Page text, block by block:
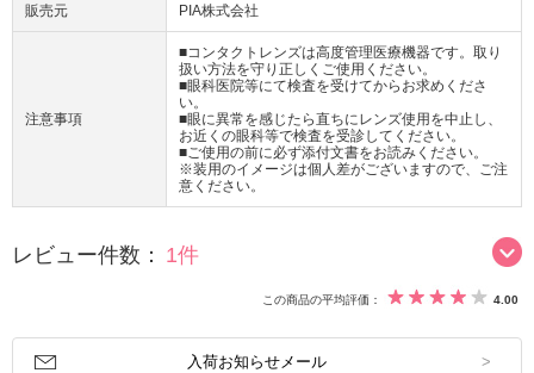
販売元 PIA株式会社
注意事項
■コンタクトレンズは高度管理医療機器です。取り
扱い方法を守り正しくご使用ください。
■眼科医院等にて検査を受けてからお求めくださ
い。
■眼に異常を感じたら直ちにレンズ使用を中止し、
お近くの眼科等で検査を受診してください。
■ご使用の前に必ず添付文書をお読みください。
※装用のイメージは個人差がございますので、ご注
意ください。
レビュー件数： 1件
この商品の平均評価： 4.00
入荷お知らせメール